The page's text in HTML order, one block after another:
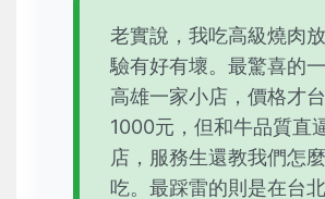
老實說，我吃高級燒肉
驗有好有壞。最驚喜的
高雄一家小店，價格才
1000元，但和牛品質直
店，服務生還教我們怎
吃。最踩雷的則是在台北